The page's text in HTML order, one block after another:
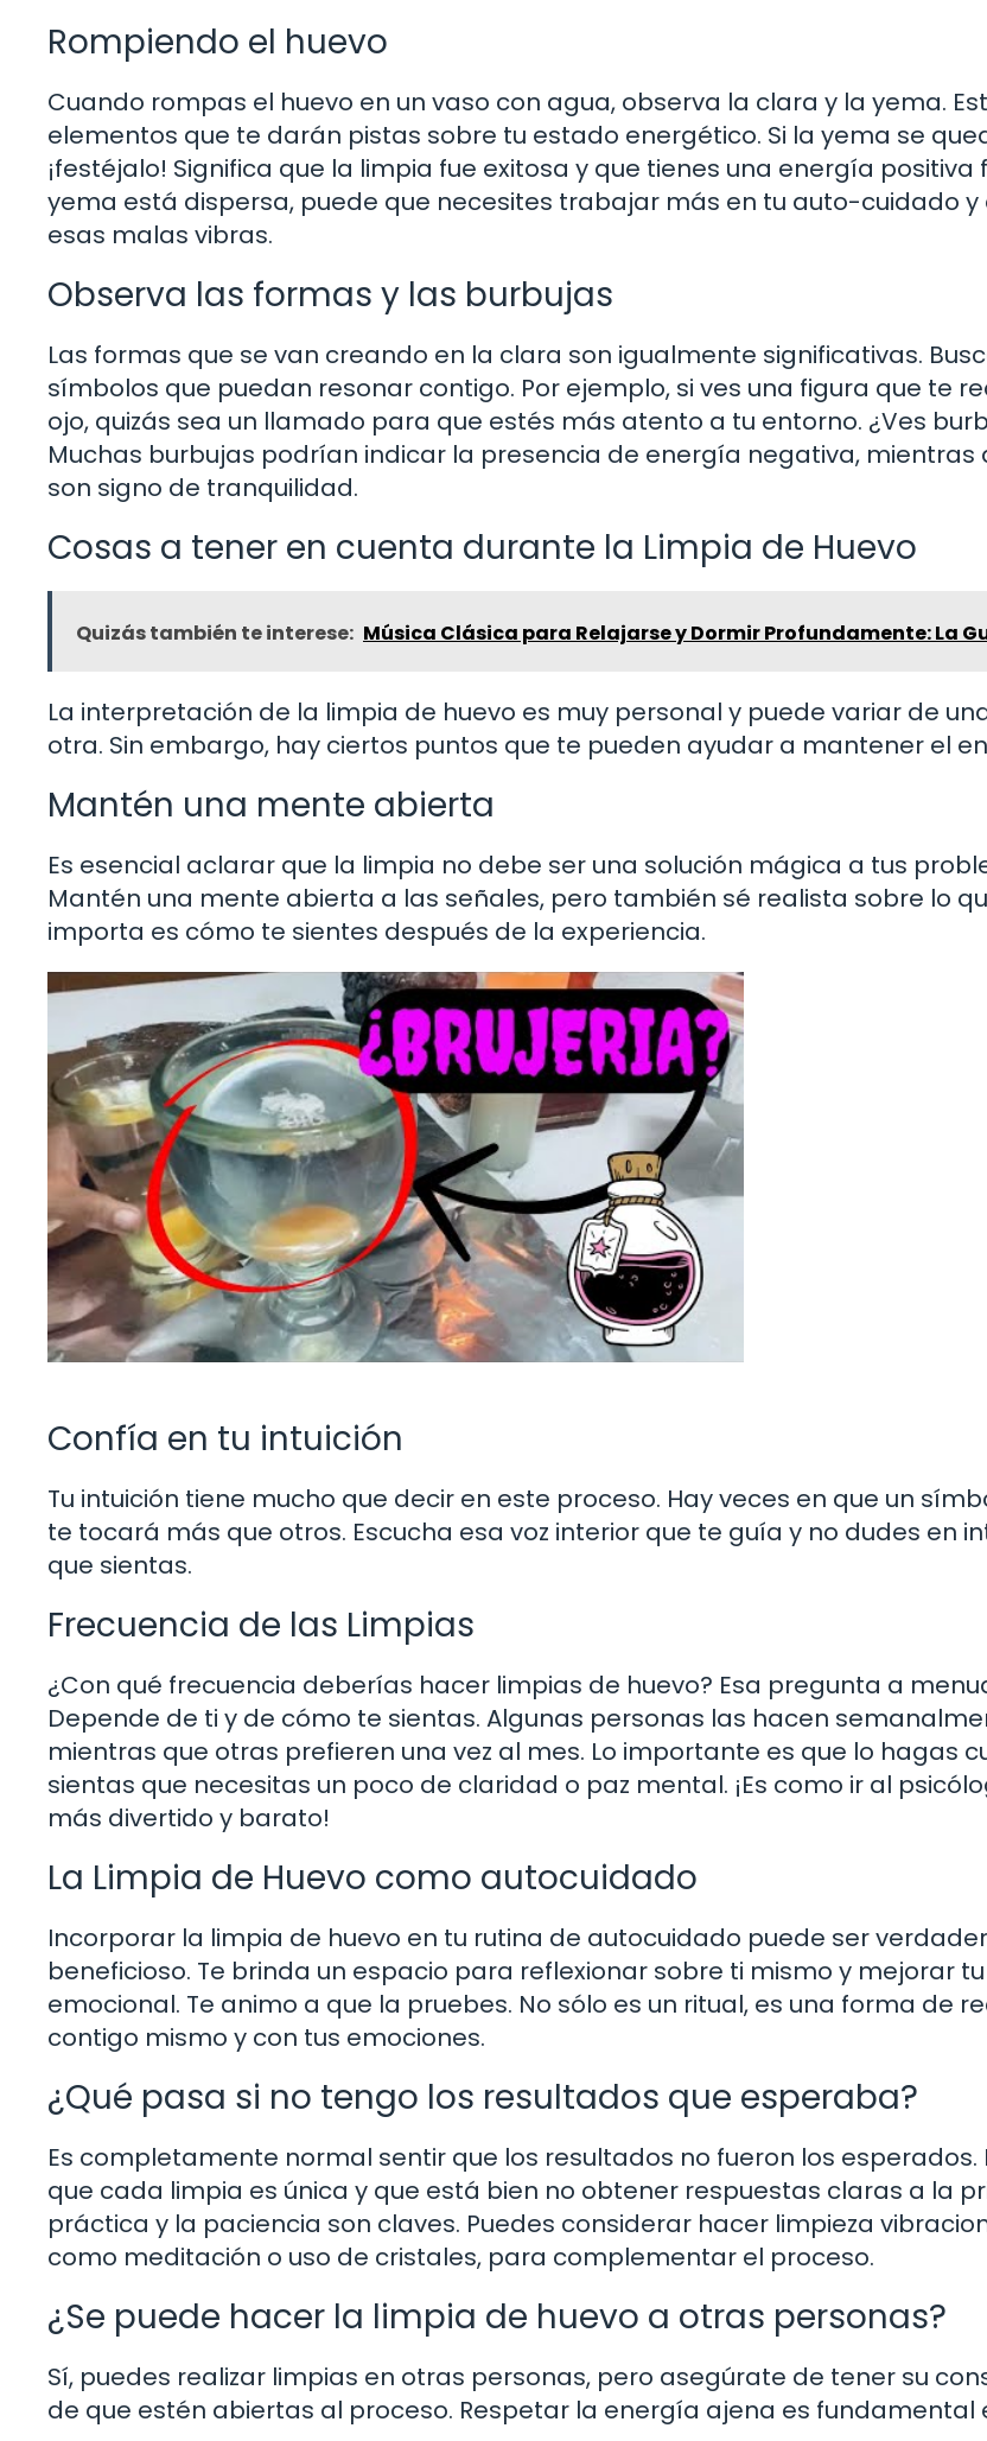
Rompiendo el huevo
Cuando rompas el huevo en un vaso con agua, observa la clara y la yema.
elementos que te darán pistas sobre tu estado energético. Si la yema se
¡festéjalo! Significa que la limpia fue exitosa y que tienes una energía positiva
yema está dispersa, puede que necesites trabajar más en tu auto-cuidado y
esas malas vibras.
Observa las formas y las burbujas
Las formas que se van creando en la clara son igualmente significativas.
símbolos que puedan resonar contigo. Por ejemplo, si ves una figura que te
ojo, quizás sea un llamado para que estés más atento a tu entorno. ¿Ves
Muchas burbujas podrían indicar la presencia de energía negativa, mientras
son signo de tranquilidad.
Cosas a tener en cuenta durante la Limpia de Huevo
Quizás también te interese: Música Clásica para Relajarse y Dormir Profundamente: La
La interpretación de la limpia de huevo es muy personal y puede variar de
otra. Sin embargo, hay ciertos puntos que te pueden ayudar a mantener el
Mantén una mente abierta
Es esencial aclarar que la limpia no debe ser una solución mágica a tus
Mantén una mente abierta a las señales, pero también sé realista sobre lo
importa es cómo te sientes después de la experiencia.
Confía en tu intuición
Tu intuición tiene mucho que decir en este proceso. Hay veces en que un
te tocará más que otros. Escucha esa voz interior que te guía y no dudes en
que sientas.
Frecuencia de las Limpias
¿Con qué frecuencia deberías hacer limpias de huevo? Esa pregunta a
Depende de ti y de cómo te sientas. Algunas personas las hacen
mientras que otras prefieren una vez al mes. Lo importante es que lo hagas
sientas que necesitas un poco de claridad o paz mental. ¡Es como ir al
más divertido y barato!
La Limpia de Huevo como autocuidado
Incorporar la limpia de huevo en tu rutina de autocuidado puede ser
beneficioso. Te brinda un espacio para reflexionar sobre ti mismo y mejorar
emocional. Te animo a que la pruebes. No sólo es un ritual, es una forma de
contigo mismo y con tus emociones.
¿Qué pasa si no tengo los resultados que esperaba?
Es completamente normal sentir que los resultados no fueron los esperados.
que cada limpia es única y que está bien no obtener respuestas claras a la
práctica y la paciencia son claves. Puedes considerar hacer limpieza
como meditación o uso de cristales, para complementar el proceso.
¿Se puede hacer la limpia de huevo a otras personas?
Sí, puedes realizar limpias en otras personas, pero asegúrate de tener su
de que estén abiertas al proceso. Respetar la energía ajena es fundamental